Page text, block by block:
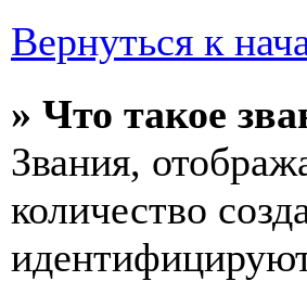
Вернуться к
» Что такое
Звания,
количество